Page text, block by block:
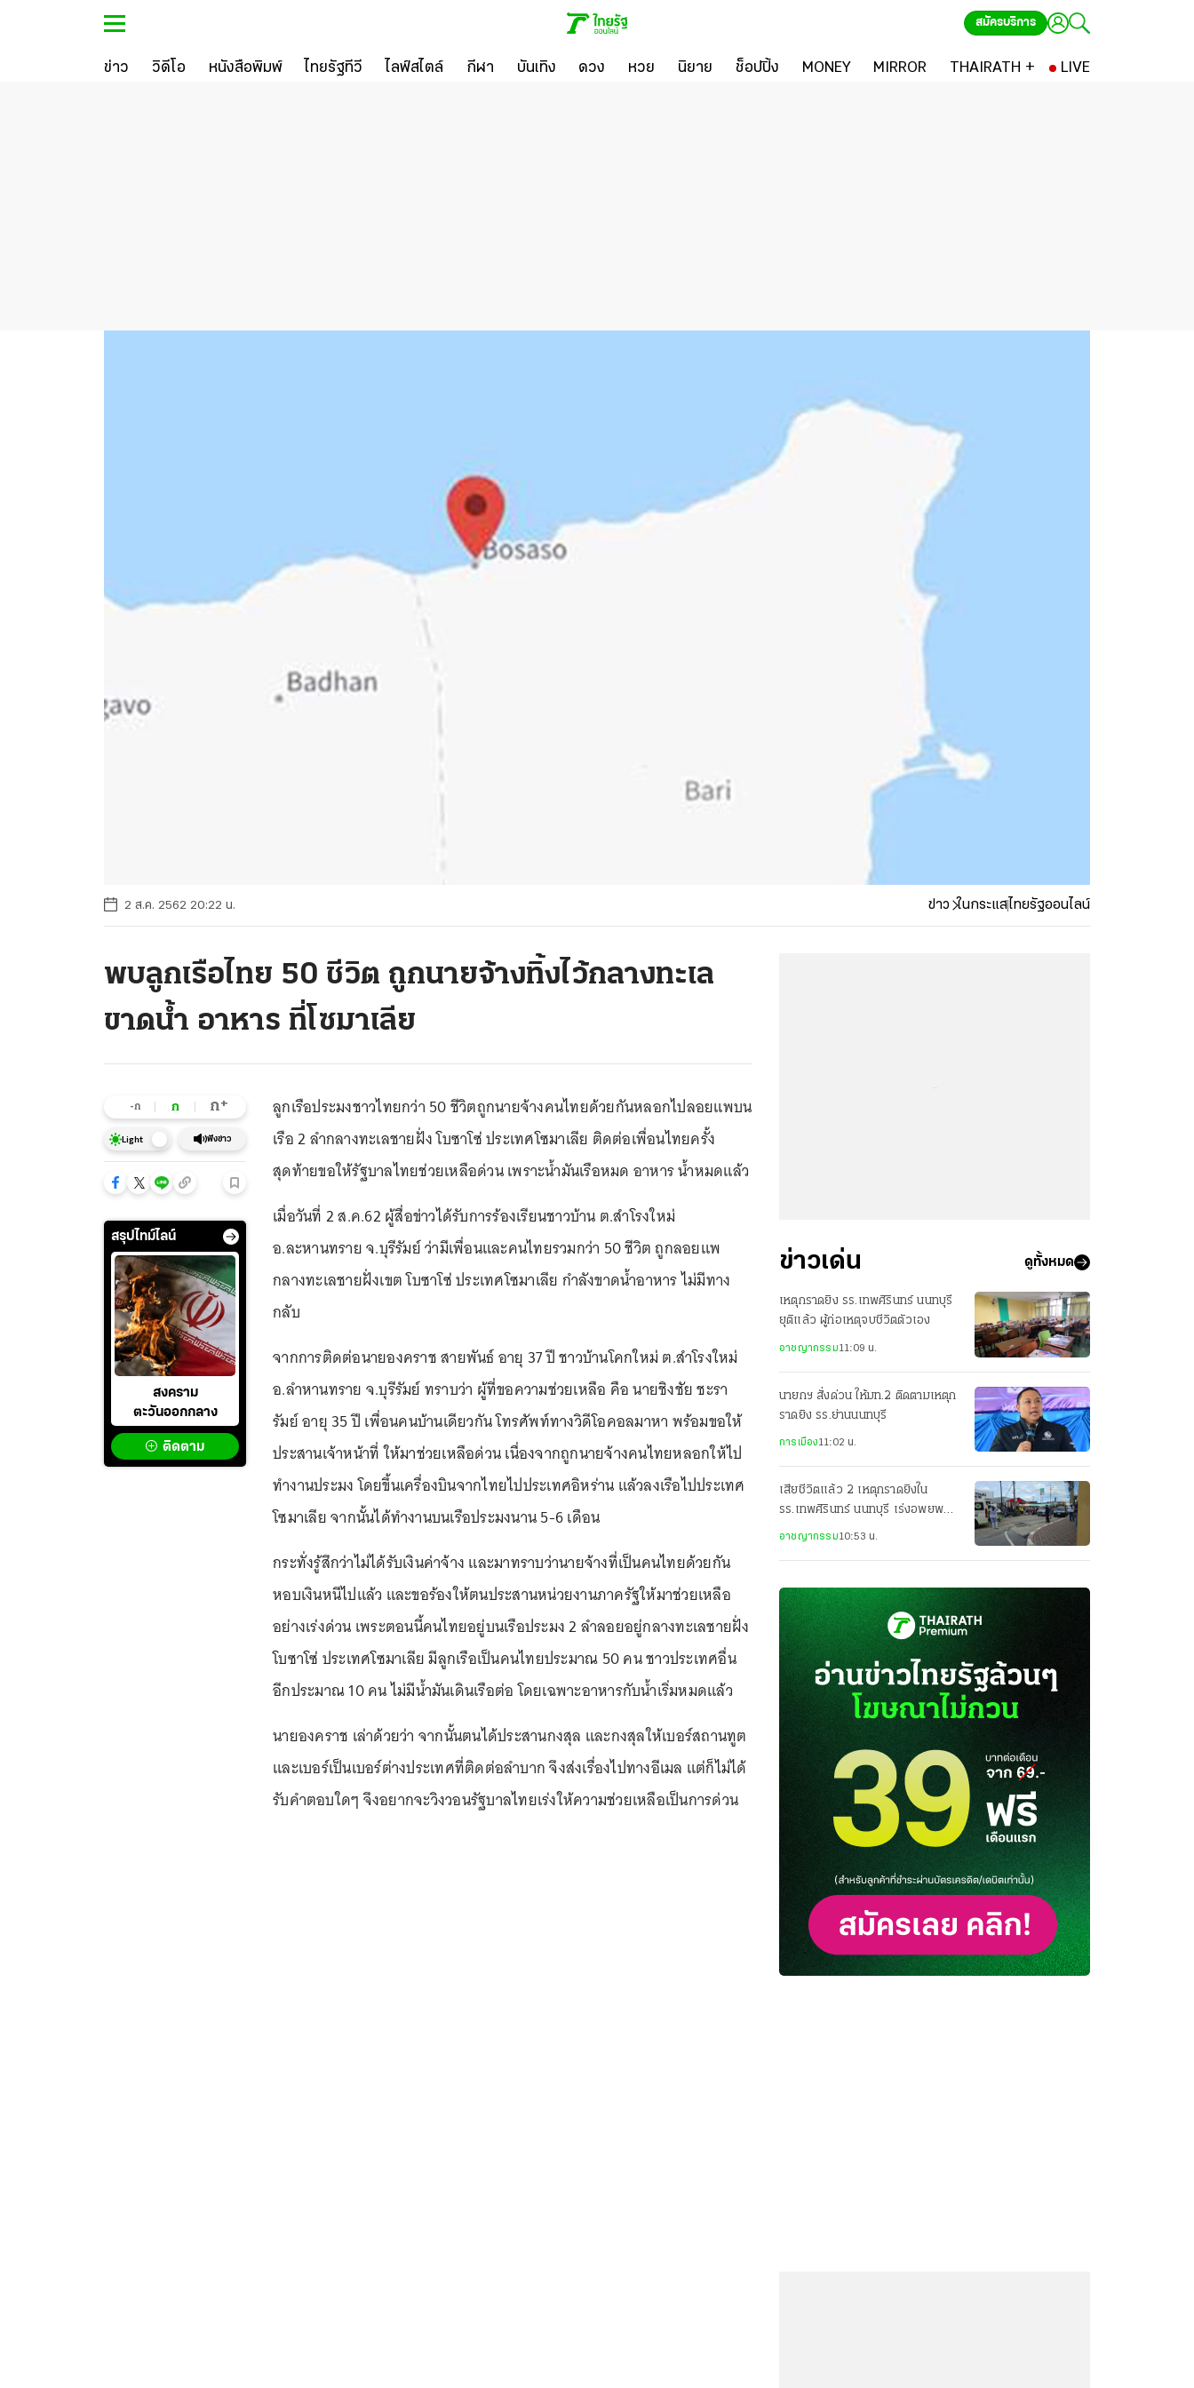
สมัครบริการ
ข่าว วิดีโอ หนังสือพิมพ์ ไทยรัฐทีวี ไลฟ์สไตล์ กีฬา บันเทิง ดวง หวย นิยาย ช็อปปิ้ง MONEY MIRROR THAIRATH + LIVE
2 ส.ค. 2562 20:22 น. ข่าว ในกระแสไทยรัฐออนไลน์
พบลูกเรือไทย 50 ชีวิต ถูกนายจ้างทิ้งไว้กลางทะเล
ขาดน้ำ อาหาร ที่โซมาเลีย
-ก ก ก+
Light ฟังข่าว
สรุปไทม์ไลน์
สงคราม
ตะวันออกกลาง
ติดตาม
ลูกเรือประมงชาวไทยกว่า 50 ชีวิตถูกนายจ้างคนไทยด้วยกันหลอกไปลอยแพบน
เรือ 2 ลำกลางทะเลชายฝั่ง โบซาโซ่ ประเทศโซมาเลีย ติดต่อเพื่อนไทยครั้ง
สุดท้ายขอให้รัฐบาลไทยช่วยเหลือด่วน เพราะน้ำมันเรือหมด อาหาร น้ำหมดแล้ว
เมื่อวันที่ 2 ส.ค.62 ผู้สื่อข่าวได้รับการร้องเรียนชาวบ้าน ต.สำโรงใหม่
อ.ละหานทราย จ.บุรีรัมย์ ว่ามีเพื่อนและคนไทยรวมกว่า 50 ชีวิต ถูกลอยแพ
กลางทะเลชายฝั่งเขต โบซาโซ่ ประเทศโซมาเลีย กำลังขาดน้ำอาหาร ไม่มีทาง
กลับ
จากการติดต่อนายองคราช สายพันธ์ อายุ 37 ปี ชาวบ้านโคกใหม่ ต.สำโรงใหม่
อ.ลำหานทราย จ.บุรีรัมย์ ทราบว่า ผู้ที่ขอความช่วยเหลือ คือ นายชิงชัย ชะรา
รัมย์ อายุ 35 ปี เพื่อนคนบ้านเดียวกัน โทรศัพท์ทางวิดีโอคอลมาหา พร้อมขอให้
ประสานเจ้าหน้าที่ ให้มาช่วยเหลือด่วน เนื่องจากถูกนายจ้างคนไทยหลอกให้ไป
ทำงานประมง โดยขึ้นเครื่องบินจากไทยไปประเทศอิหร่าน แล้วลงเรือไปประเทศ
โซมาเลีย จากนั้นได้ทำงานบนเรือประมงนาน 5-6 เดือน
กระทั่งรู้สึกว่าไม่ได้รับเงินค่าจ้าง และมาทราบว่านายจ้างที่เป็นคนไทยด้วยกัน
หอบเงินหนีไปแล้ว และขอร้องให้ตนประสานหน่วยงานภาครัฐให้มาช่วยเหลือ
อย่างเร่งด่วน เพระตอนนี้คนไทยอยู่บนเรือประมง 2 ลำลอยอยู่กลางทะเลชายฝั่ง
โบซาโซ่ ประเทศโซมาเลีย มีลูกเรือเป็นคนไทยประมาณ 50 คน ชาวประเทศอื่น
อีกประมาณ 10 คน ไม่มีน้ำมันเดินเรือต่อ โดยเฉพาะอาหารกับน้ำเริ่มหมดแล้ว
นายองคราช เล่าด้วยว่า จากนั้นตนได้ประสานกงสุล และกงสุลให้เบอร์สถานทูต
และเบอร์เป็นเบอร์ต่างประเทศที่ติดต่อลำบาก จึงส่งเรื่องไปทางอีเมล แต่ก็ไม่ได้
รับคำตอบใดๆ จึงอยากจะวิงวอนรัฐบาลไทยเร่งให้ความช่วยเหลือเป็นการด่วน
ข่าวเด่น ดูทั้งหมด
เหตุกราดยิง รร.เทพศิรินทร์ นนทบุรี
ยุติแล้ว ผู้ก่อเหตุจบชีวิตตัวเอง
อาชญากรรม11:09 น.
นายกฯ สั่งด่วน ให้มท.2 ติดตามเหตุก
ราดยิง รร.ย่านนนทบุรี
การเมือง11:02 น.
เสียชีวิตแล้ว 2 เหตุกราดยิงใน
รร.เทพศิรินทร์ นนทบุรี เร่งอพยพ
อาชญากรรม10:53 น.